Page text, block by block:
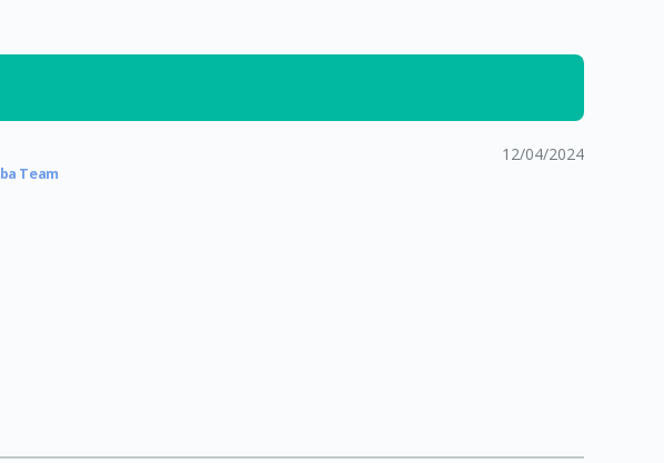
Team
12/04/2024